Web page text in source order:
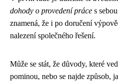
dohody o provedení práce s
znamená, že i po doručení
nalezení společného řešení.
Může se stát, že důvody, které
pominou, nebo se najde způsob,